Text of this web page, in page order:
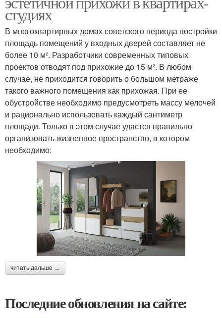
студиях
В многоквартирных домах советского периода постройки
площадь помещений у входных дверей составляет не
более 10 м². Разработчики современных типовых
проектов отводят под прихожие до 15 м². В любом
случае, не приходится говорить о большом метраже
такого важного помещения как прихожая. При ее
обустройстве необходимо предусмотреть массу мелочей
и рационально использовать каждый сантиметр
площади. Только в этом случае удастся правильно
организовать жизненное пространство, в котором
необходимо:
читать дальше →
Последние обновления на сайте: